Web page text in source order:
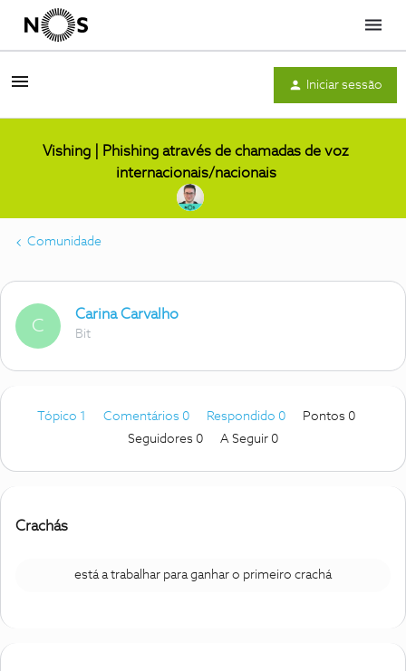
Menu
Iniciar sessão
Vishing | Phishing através de chamadas de voz
internacionais/nacionais
Comunidade
C
Carina Carvalho
Bit
Tópico 1 Comentários 0 Respondido 0
Pontos 0
Seguidores 0 A Seguir 0
Crachás
está a trabalhar para ganhar o primeiro crachá